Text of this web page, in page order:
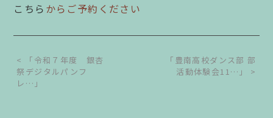
こちら からご予約ください
< 「令和７年度 銀杏
祭デジタルパンフ
レ…」
「豊南高校ダンス部 部
活動体験会11…」 >